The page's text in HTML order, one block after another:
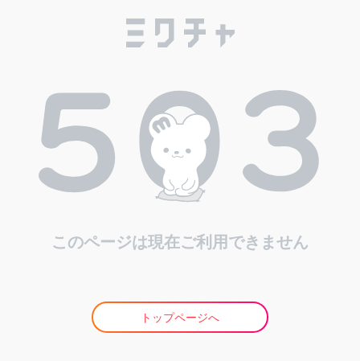
このページは現在ご利用できません